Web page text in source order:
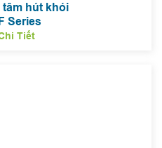
hút khói
Series
Tiết